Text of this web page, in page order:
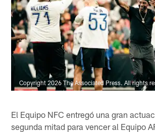
Copyright 2026 The Associated Press. All rights
El Equipo NFC entregó una gran
segunda mitad para vencer al Equipo